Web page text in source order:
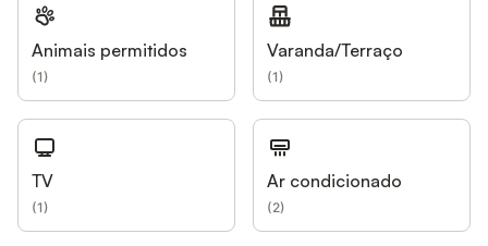
Animais permitidos
(1)
Varanda/Terraço
(1)
TV
(1)
Ar condicionado
(2)